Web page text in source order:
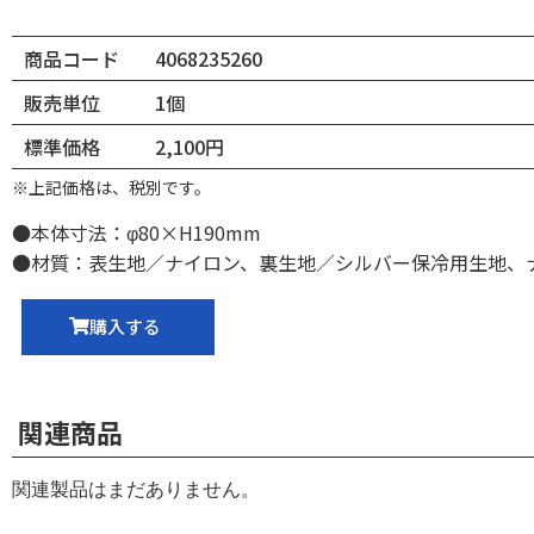
商品コード
4068235260
販売単位
1個
標準価格
2,100円
※上記価格は、税別です。
●本体寸法：φ80×H190mm
●材質：表生地／ナイロン、裏生地／シルバー保冷用生地
購入する
関連商品
関連製品はまだありません。